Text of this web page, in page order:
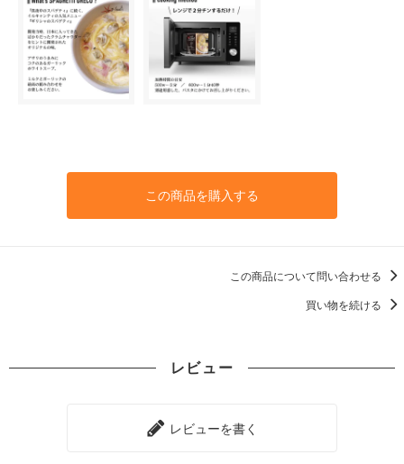
この商品を購入する
この商品について問い合わせる
買い物を続ける
レビュー
レビューを書く